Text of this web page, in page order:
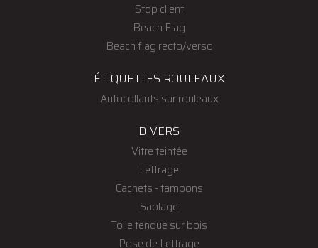
Stop client
Beach Flag
Beach flag recto/verso
ÉTIQUETTES ROULEAUX
Autocollants sur rouleaux
DIVERS
Vitre teintée
Lettrage
Cachets - tampons
Sablage
Toile tendue sur bois
Pose de Lettrage